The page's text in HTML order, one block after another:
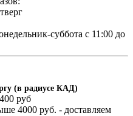
суббота с 11:00 до
(в радиусе КАД)
руб
4000 руб. - доставляем